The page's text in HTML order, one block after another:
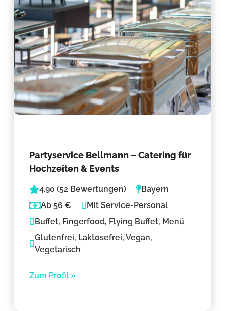
Partyservice Bellmann – Catering für
Hochzeiten & Events
4.90 (52 Bewertungen)
Bayern
Ab 56 €
Mit Service-Personal
Buffet, Fingerfood, Flying Buffet, Menü
Glutenfrei, Laktosefrei, Vegan,
Vegetarisch
Zum Profil »